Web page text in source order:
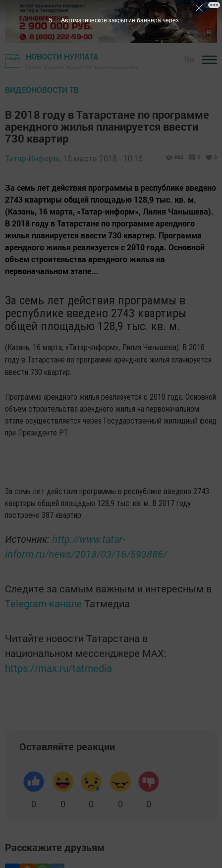
НОВОСТИ НУРЛАТА
ВИДЕОНОВОСТИ ТВ
В 2018 году в Татарстане по программе
арендного жилья планируется ввести
730 квартир
Татар-Информ, 16 марта 2018 - 10:16 992 0 0
За семь лет действия программы в республике введено
2743 квартиры общей площадью 128,9 тыс. кв. м.
(Казань, 16 марта, «Татар-информ», Лилия Чанышева).
В 2018 году в Татарстане по программе арендного
жилья планируется ввести 730 квартир. Программа
арендного жилья реализуется с 2010 года. Основной
объем строительства арендного жилья на
первоначальном этапе...
За семь лет действия программы в
республике введено 2743 квартиры
общей площадью 128,9 тыс. кв. м.
(Казань, 16 марта, «Татар-информ», Лилия Чанышева). В 2018
году в Татарстане по программе арендного жилья планируется
ввести 730 квартир.
Программа арендного жилья реализуется с 2010 года. Основной
объем строительства арендного жилья на первоначальном
этапе осуществляется через Государственный жилищный фонд
при Президенте РТ.
За семь лет действия программы в республике введено 2743
квартиры общей площадью 128,9 тыс. кв. м. В 2017 году
построено 387 квартир.
Источник: http://www.tatar-
inform.ru/news/2018/03/16/593886/
Следите за самым важным и интересным в
Telegram-канале Татмедиа
Читайте новости Татарстана в
национальном мессенджере MАХ:
https://max.ru/tatmedia
Оставляйте реакции
0 0 0 0 0
Расскажите друзьям
5 Автоматическое закрытие баннера через